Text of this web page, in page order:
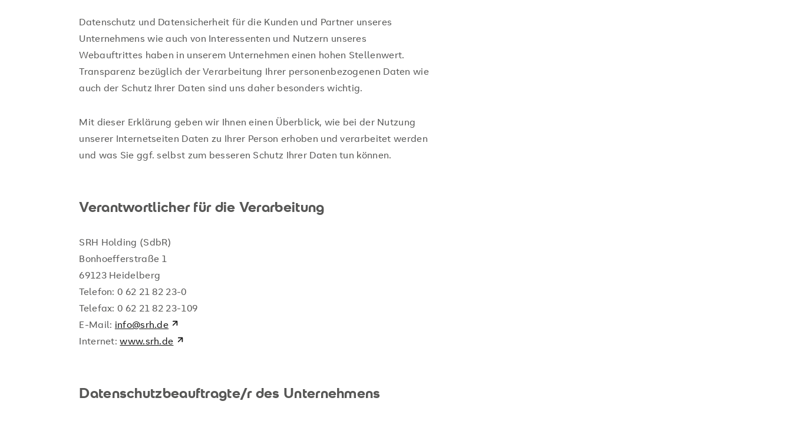
Datenschutz und Datensicherheit für die Kunden und Partner unseres
Unternehmens wie auch von Interessenten und Nutzern unseres
Webauftrittes haben in unserem Unternehmen einen hohen Stellenwert.
Transparenz bezüglich der Verarbeitung Ihrer personenbezogenen Daten wie
auch der Schutz Ihrer Daten sind uns daher besonders wichtig.
Mit dieser Erklärung geben wir Ihnen einen Überblick, wie bei der Nutzung
unserer Internetseiten Daten zu Ihrer Person erhoben und verarbeitet werden
und was Sie ggf. selbst zum besseren Schutz Ihrer Daten tun können.
Verantwortlicher für die Verarbeitung
SRH Holding (SdbR)
Bonhoefferstraße 1
69123 Heidelberg
Telefon: 0 62 21 82 23-0
Telefax: 0 62 21 82 23-109
E-Mail: info@srh.de
Internet:www.srh.de
Datenschutzbeauftragte/r des Unternehmens